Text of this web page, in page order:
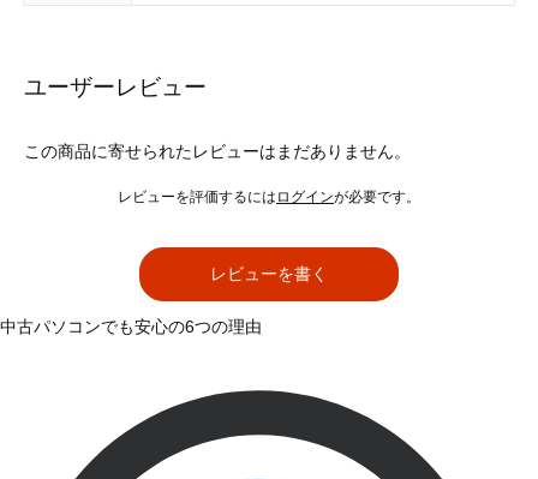
ユーザーレビュー
この商品に寄せられたレビューはまだありません。
レビューを評価するには ログインが必要です。
レビューを書く
中古パソコンでも安心の6つの理由